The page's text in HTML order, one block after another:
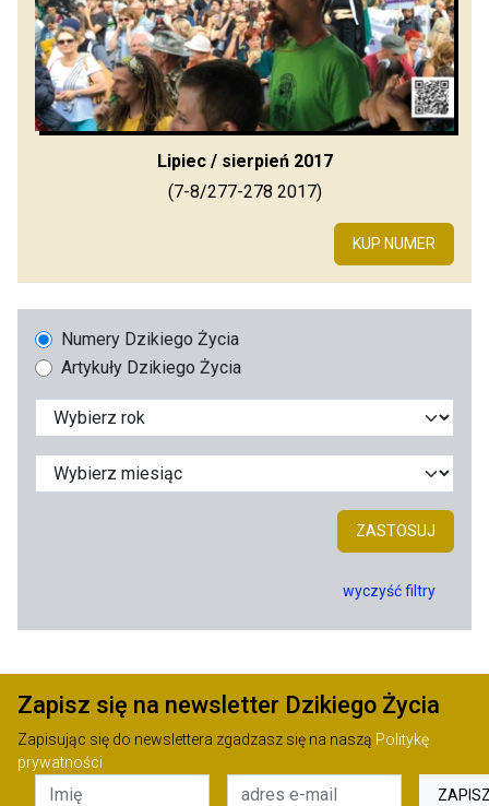
Lipiec / sierpień 2017
(7-8/277-278 2017)
KUP NUMER
Numery Dzikiego Życia
Artykuły Dzikiego Życia
ZASTOSUJ
wyczyść filtry
Zapisz się na newsletter Dzikiego Życia
Zapisując się do newslettera zgadzasz się na naszą Politykę
prywatności